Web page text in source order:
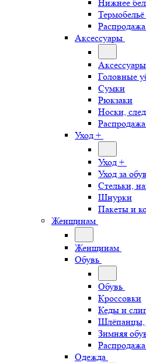
Нижнее
Аксессуары
Аксессуары
Головные
Сумки
Рюкзаки
Носки,
Уход +
Уход +
Уход за
Стельки,
Шнурки
Пакеты и
Женщинам
Женщинам
Обувь
Обувь
Кроссовки
Кеды и
Шлёпанцы,
Зимняя
Одежда